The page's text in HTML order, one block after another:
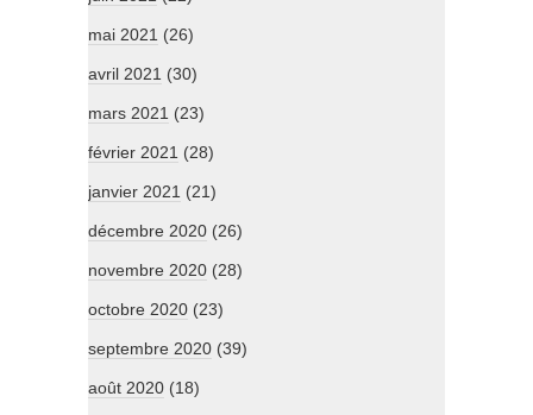
mai 2021 (26)
avril 2021 (30)
mars 2021 (23)
février 2021 (28)
janvier 2021 (21)
décembre 2020 (26)
novembre 2020 (28)
octobre 2020 (23)
septembre 2020 (39)
août 2020 (18)